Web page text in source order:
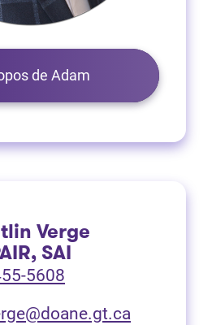
de Adam
Verge
SAI
5608